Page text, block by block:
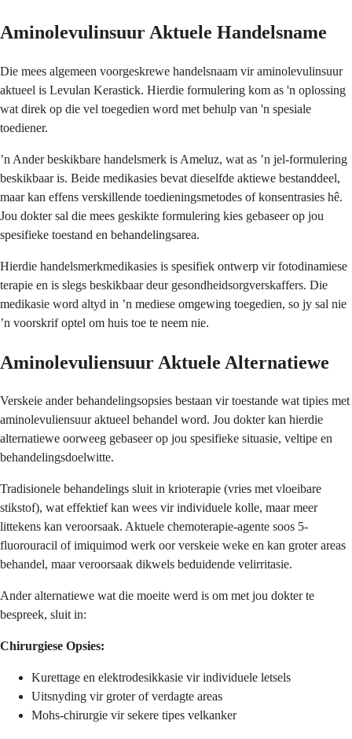
Aminolevulinsuur Aktuele Handelsname
Die mees algemeen voorgeskrewe handelsnaam vir aminolevulinsuur
aktueel is Levulan Kerastick. Hierdie formulering kom as 'n oplossing
wat direk op die vel toegedien word met behulp van 'n spesiale
toediener.
’n Ander beskikbare handelsmerk is Ameluz, wat as ’n jel-formulering
beskikbaar is. Beide medikasies bevat dieselfde aktiewe bestanddeel,
maar kan effens verskillende toedieningsmetodes of konsentrasies hê.
Jou dokter sal die mees geskikte formulering kies gebaseer op jou
spesifieke toestand en behandelingsarea.
Hierdie handelsmerkmedikasies is spesifiek ontwerp vir fotodinamiese
terapie en is slegs beskikbaar deur gesondheidsorgverskaffers. Die
medikasie word altyd in ’n mediese omgewing toegedien, so jy sal nie
’n voorskrif optel om huis toe te neem nie.
Aminolevuliensuur Aktuele Alternatiewe
Verskeie ander behandelingsopsies bestaan vir toestande wat tipies met
aminolevuliensuur aktueel behandel word. Jou dokter kan hierdie
alternatiewe oorweeg gebaseer op jou spesifieke situasie, veltipe en
behandelingsdoelwitte.
Tradisionele behandelings sluit in krioterapie (vries met vloeibare
stikstof), wat effektief kan wees vir individuele kolle, maar meer
littekens kan veroorsaak. Aktuele chemoterapie-agente soos 5-
fluorouracil of imiquimod werk oor verskeie weke en kan groter areas
behandel, maar veroorsaak dikwels beduidende velirritasie.
Ander alternatiewe wat die moeite werd is om met jou dokter te
bespreek, sluit in:
Chirurgiese Opsies:
Kurettage en elektrodesikkasie vir individuele letsels
Uitsnyding vir groter of verdagte areas
Mohs-chirurgie vir sekere tipes velkanker